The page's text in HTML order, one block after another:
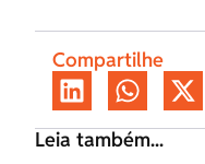
Compartilhe
Leia também...